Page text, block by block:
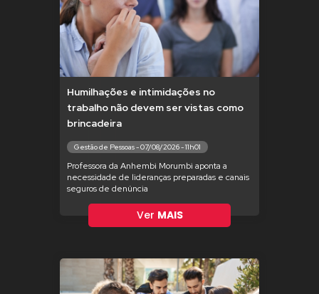
Humilhações e intimidações no
trabalho não devem ser vistas como
brincadeira
Gestão de Pessoas - 07/08/2026 - 11h01
Professora da Anhembi Morumbi aponta a
necessidade de lideranças preparadas e canais
seguros de denúncia
Ver MAIS